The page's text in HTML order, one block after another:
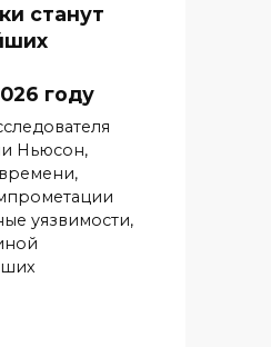
станут
году
Ньюсон,
уязвимости,